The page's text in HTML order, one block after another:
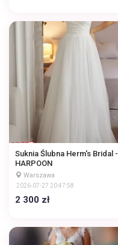
Suknia Ślubna Herm's Bridal -
HARPOON
Warszawa
2026-07-27 20:47:58
2 300 zł